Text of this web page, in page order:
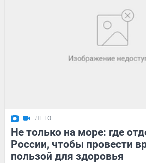
ЛЕТО
Не только на море: где
России, чтобы провести
пользой для здоровья